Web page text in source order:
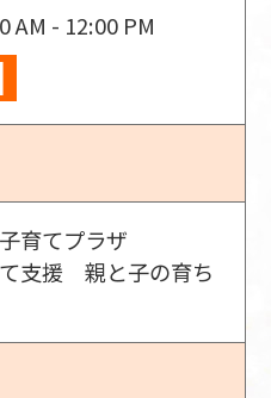
AM - 12:00 PM
育てプラザ
支援 親と子の育ち